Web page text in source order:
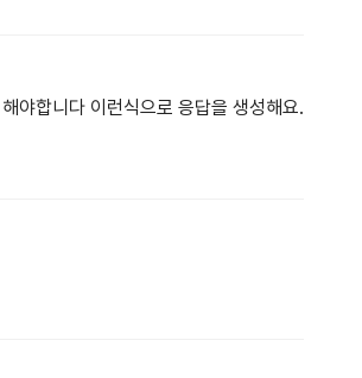
야합니다 이런식으로 응답을 생성해요.